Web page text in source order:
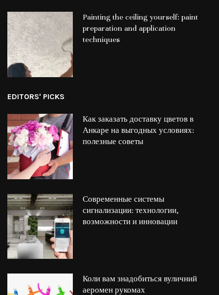
Painting the ceiling yourself: paint
preparation and application
techniques
EDITORS' PICKS
Как заказать доставку цветов в
Анкаре на выгодных условиях:
полезные советы
Современные системы
сигнализации: технологии,
возможности и инновации
Коли вам знадобиться вуличний
аеромен рукомах